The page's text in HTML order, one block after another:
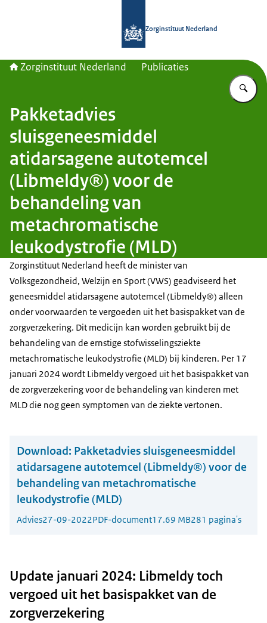
Zorginstituut Nederland
Zorginstituut Nederland Publicaties
Pakketadvies
sluisgeneesmiddel
atidarsagene autotemcel
(Libmeldy®) voor de
behandeling van
metachromatische
leukodystrofie (MLD)
Zorginstituut Nederland heeft de minister van
Volksgezondheid, Welzijn en Sport (VWS) geadviseerd het
geneesmiddel atidarsagene autotemcel (Libmeldy®) alleen
onder voorwaarden te vergoeden uit het basispakket van de
zorgverzekering. Dit medicijn kan worden gebruikt bij de
behandeling van de ernstige stofwisselingsziekte
metachromatische leukodystrofie (MLD) bij kinderen. Per 17
januari 2024 wordt Libmeldy vergoed uit het basispakket van
de zorgverzekering voor de behandeling van kinderen met
MLD die nog geen symptomen van de ziekte vertonen.
Download: Pakketadvies sluisgeneesmiddel
atidarsagene autotemcel (Libmeldy®) voor de
behandeling van metachromatische
leukodystrofie (MLD)
Advies27-09-2022PDF-document17.69 MB281 pagina's
Update januari 2024: Libmeldy toch
vergoed uit het basispakket van de
zorgverzekering